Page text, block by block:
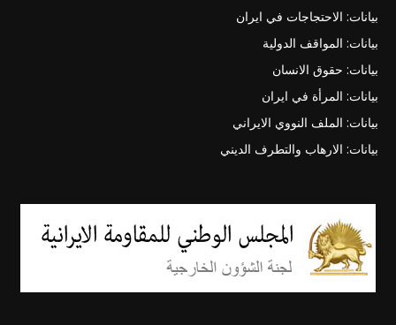
بيانات: الاحتجاجات في ايران
بيانات: المواقف الدولية
بيانات: حقوق الانسان
بيانات: المرأة في ايران
بيانات: الملف النووي الايراني
بيانات: الارهاب والتطرف الديني